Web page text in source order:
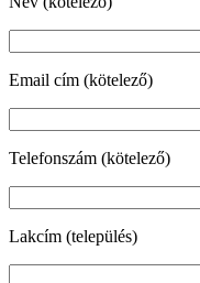
Email cím (kötelező)
Telefonszám (kötelező)
Lakcím (település)